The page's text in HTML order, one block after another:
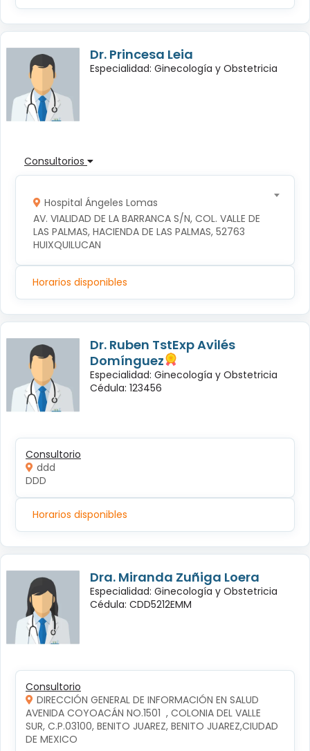
Dr. Princesa Leia
Especialidad: Ginecología y Obstetricia
Consultorios
Hospital Ángeles Lomas
AV. VIALIDAD DE LA BARRANCA S/N, COL. VALLE DE
LAS PALMAS, HACIENDA DE LAS PALMAS, 52763
HUIXQUILUCAN
Horarios disponibles
Dr. Ruben TstExp Avilés
Domínguez
Especialidad: Ginecología y Obstetricia
Cédula: 123456
Consultorio
ddd
DDD
Horarios disponibles
Dra. Miranda Zuñiga Loera
Especialidad: Ginecología y Obstetricia
Cédula: CDD5212EMM
Consultorio
DIRECCIÓN GENERAL DE INFORMACIÓN EN SALUD
AVENIDA COYOACÁN NO.1501  , COLONIA DEL VALLE
SUR, C.P.03100, BENITO JUAREZ, BENITO JUAREZ,CIUDAD
DE MEXICO